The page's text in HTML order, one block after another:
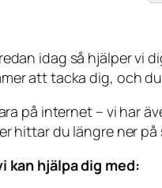
idag så hjälper vi
att tacka dig, och
på internet – vi har
hittar du längre ner på
kan hjälpa dig med: